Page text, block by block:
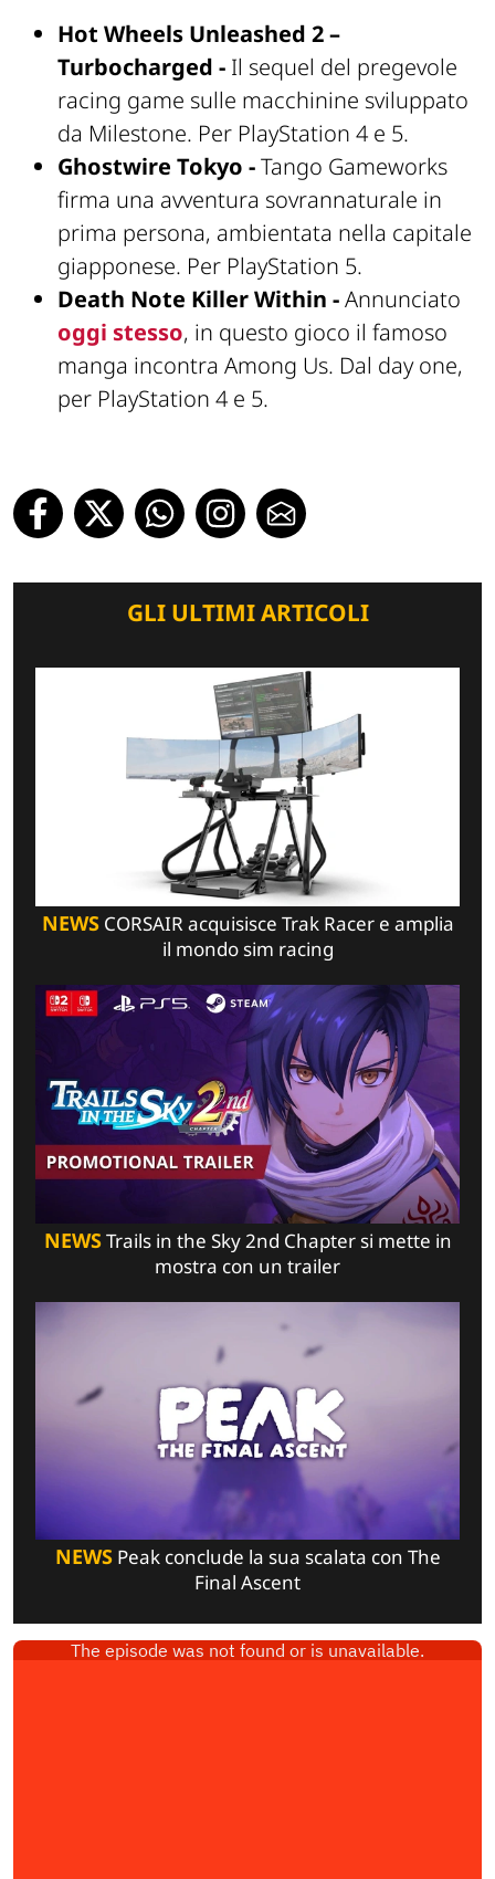
Hot Wheels Unleashed 2 –
Turbocharged - Il sequel del pregevole
racing game sulle macchinine sviluppato
da Milestone. Per PlayStation 4 e 5.
Ghostwire Tokyo -Tango Gameworks
firma una avventura sovrannaturale in
prima persona, ambientata nella capitale
giapponese. Per PlayStation 5.
Death Note Killer Within -Annunciato
oggi stesso, in questo gioco il famoso
manga incontra Among Us. Dal day one,
per PlayStation 4 e 5.
GLI ULTIMI ARTICOLI
NEWSCORSAIR acquisisce Trak Racer e amplia
il mondo sim racing
NEWSTrails in the Sky 2nd Chapter si mette in
mostra con un trailer
NEWSPeak conclude la sua scalata con The
Final Ascent